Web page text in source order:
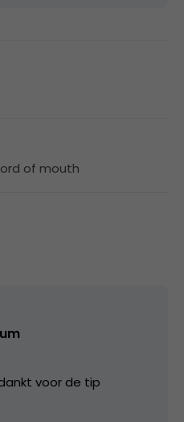
of mouth
voor de tip